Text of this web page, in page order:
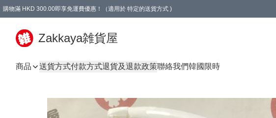
購物滿 HKD 300.00即享免運費優惠！（適用於 特定的送貨方式 )
Zakkaya雑貨屋
商品 送貨方式付款方式退貨及退款政策聯絡我們韓國限時